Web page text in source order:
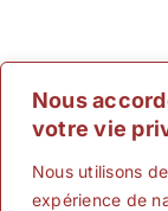
Nous
votre vie
Nous utilisons
expérience de